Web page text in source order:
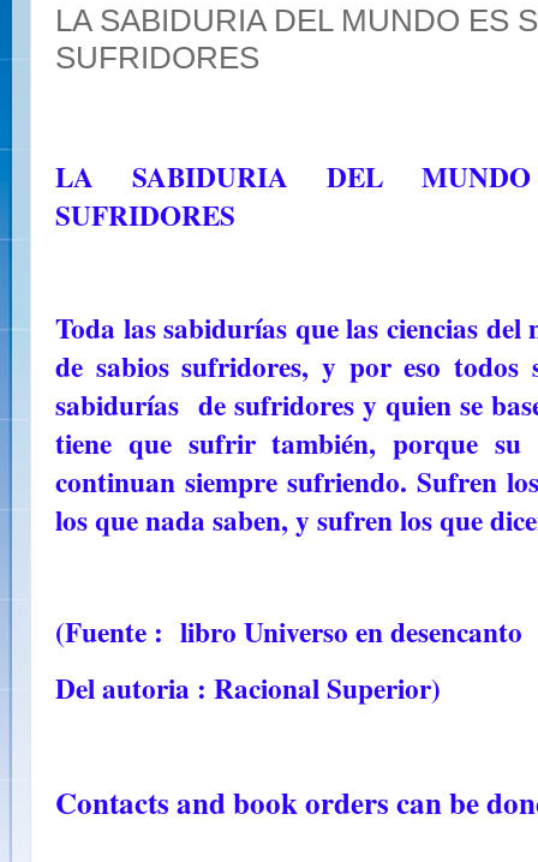
LA SABIDURIA DEL MUNDO ES
SUFRIDORES
LA SABIDURIA DEL
SUFRIDORES
Toda las sabidurías que las ciencias del
de sabios sufridores, y por eso
sabidurías de sufridores y quien se
tiene que sufrir también, porque su
continuan siempre sufriendo. Sufren
los que nada saben, y sufren los que
(Fuente : libro Universo en desencanto
Del autoria : Racional Superior)
Contacts and book orders can be